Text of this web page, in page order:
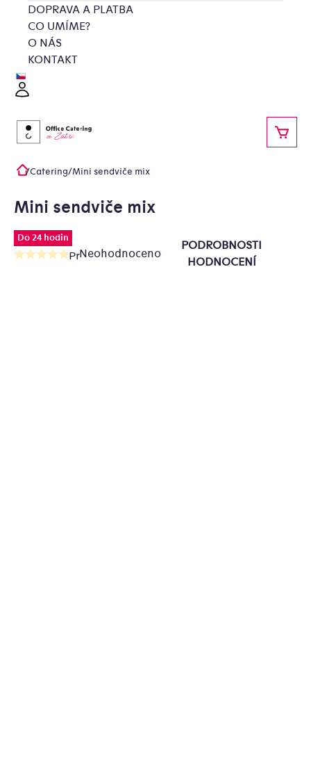
obsah
DOPRAVA A PLATBA
CO UMÍME?
O NÁS
KONTAKT
Domů
/Catering/Mini sendviče mix
Mini sendviče mix
Do 24 hodin
Průměrné
Neohodnoceno
PODROBNOSTI
HODNOCENÍ